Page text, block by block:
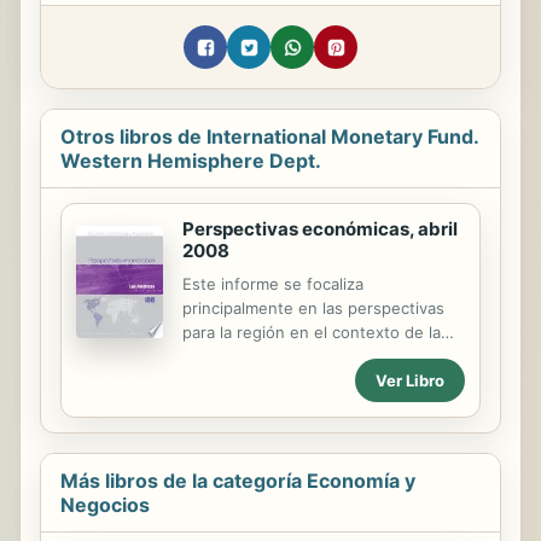
Otros libros de International Monetary Fund.
Western Hemisphere Dept.
Perspectivas económicas, abril
2008
Este informe se focaliza
principalmente en las perspectivas
para la región en el contexto de la
crisis que se proyecta para la
economía de Estados Unidos y los
persistentes riesgos que afectan a
las perspectivas mundiales. En
general, la región está en mejores
condiciones que en el pasado para
Ver Libro
Más libros de la categoría Economía y
Negocios